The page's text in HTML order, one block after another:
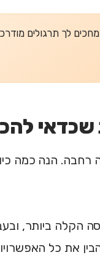
לך תרגולים מודרכים בעברית
שכדאי
רחבה. הנה כמה
הקלה ביותר,
את כל